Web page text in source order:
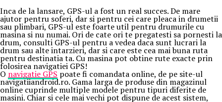
Inca de la lansare, GPS-ul a fost un real succes. De mare
ajutor pentru soferi, dar si pentru cei care pleaca in drumetii
sau plimbari, GPS-ul este foarte util pentru drumurile cu
masina si nu numai. Ori de cate ori te pregatesti sa pornesti la
drum, consulti GPS-ul pentru a vedea daca sunt lucrari la
drum sau alte intarzieri, dar si care este cea mai buna ruta
pentru destinatia ta. Cu masina pot obtine rute exacte prin
folosirea navigatiei GPS!
O navigatie GPS poate fi comandata online, de pe site-ul
navigatiiandroid.ro. Gama larga de produse din magazinul
online cuprinde multiple modele pentru tipuri diferite de
masini. Chiar si cele mai vechi pot dispune de acest sistem,